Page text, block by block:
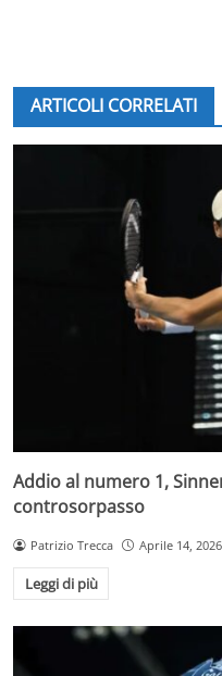
ARTICOLI CORRELATI
Addio al numero 1,
controsorpasso
Patrizio Trecca Aprile 14, 2026
Leggi di più